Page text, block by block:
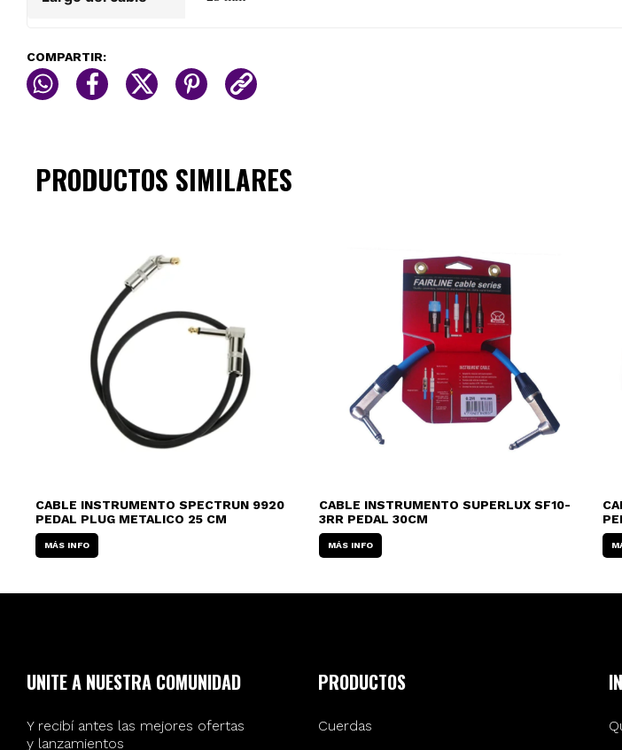
COMPARTIR:
PRODUCTOS SIMILARES
CABLE INSTRUMENTO SPECTRUN 9920
PEDAL PLUG METALICO 25 CM
MÁS INFO
CABLE INSTRUMENTO SUPERLUX SF10-
3RR PEDAL 30CM
MÁS INFO
UNITE A NUESTRA COMUNIDAD
Y recibí antes las mejores ofertas
y lanzamientos
PRODUCTOS
Cuerdas